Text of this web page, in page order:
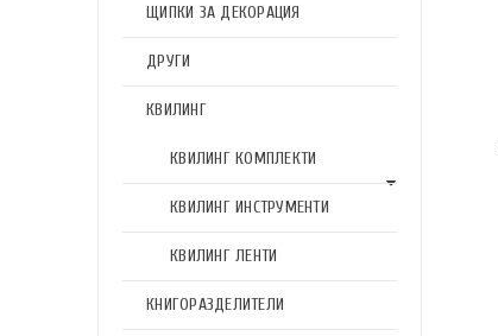
ЩИПКИ ЗА ДЕКОРАЦИЯ
ДРУГИ
КВИЛИНГ
КВИЛИНГ КОМПЛЕКТИ
КВИЛИНГ ИНСТРУМЕНТИ
КВИЛИНГ ЛЕНТИ
КНИГОРАЗДЕЛИТЕЛИ